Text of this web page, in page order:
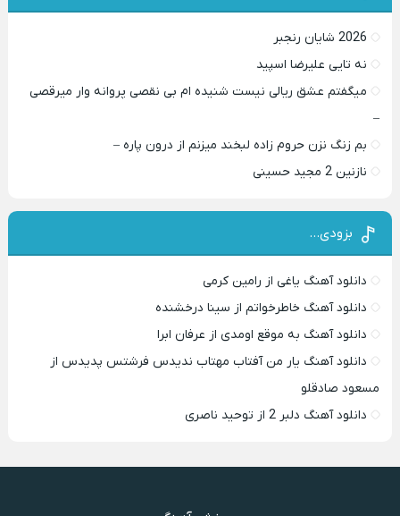
2026 شایان رنجبر
نه تایی علیرضا اسپید
میگفتم عشق ریالی نیست شنیده ام بی نقصی پروانه وار میرقصی
–
بم زنگ نزن حروم زاده لبخند میزنم از درون پاره –
نازنین 2 مجید حسینی
بزودی…
دانلود آهنگ یاغی از رامین کرمی
دانلود آهنگ خاطرخواتم از سینا درخشنده
دانلود آهنگ به موقع اومدی از عرفان ابرا
دانلود آهنگ یار من آفتاب مهتاب ندیدس فرشتس پدیدس از
مسعود صادقلو
دانلود آهنگ دلبر 2 از توحید ناصری